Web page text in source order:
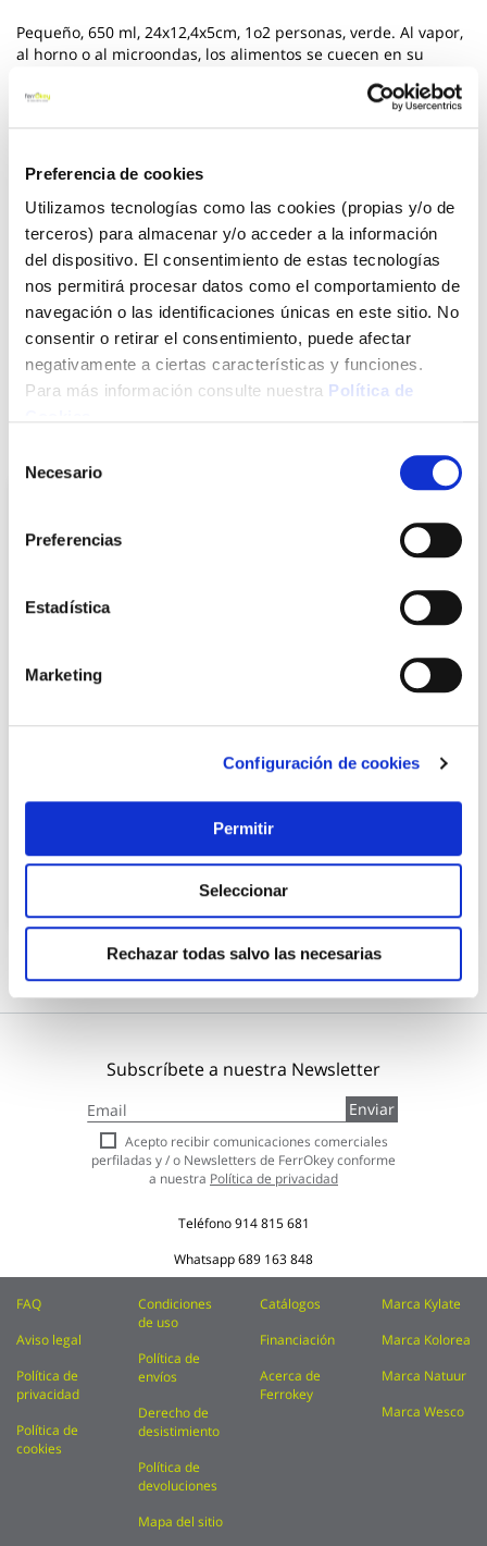
Preferencia de cookies
Utilizamos tecnologías como las cookies (propias y/o de
terceros) para almacenar y/o acceder a la información
del dispositivo. El consentimiento de estas tecnologías
nos permitirá procesar datos como el comportamiento de
navegación o las identificaciones únicas en este sitio. No
consentir o retirar el consentimiento, puede afectar
negativamente a ciertas características y funciones.
Para más información consulte nuestra Política de
Necesario
Preferencias
Estadística
Marketing
Configuración de cookies
Permitir
Seleccionar
Rechazar todas salvo las necesarias
Pequeño, 650 ml, 24x12,4x5cm, 1o2 personas, verde. Al vapor,
al horno o al microondas, los alimentos se cuecen en su
Agotado
Introduce tu e-mail y te avisaremos si el artículo vuelve a
estar disponible.
Avisarme
de
imágenes
Estuche vapor hondo sin bandeja 3-4 pax verde
Brabantia
21,55 €
Añadir al carrito
Subscríbete a nuestra Newsletter
a
nuestro
boletín
de
Enviar
Acepto recibir comunicaciones comerciales
perfiladas y / o Newsletters de FerrOkey conforme
a nuestra Política de privacidad
Teléfono914 815 681
Whatsapp689 163 848
FAQ
Aviso legal
Política de
privacidad
Política de
cookies
Condiciones
de uso
Política de
envíos
Derecho de
desistimiento
Política de
devoluciones
Mapa del sitio
Catálogos
Financiación
Acerca de
Ferrokey
Marca Kylate
Marca Kolorea
Marca Natuur
Marca Wesco